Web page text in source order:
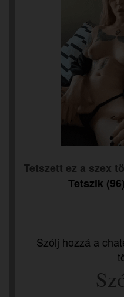
Tetszett ez a szex
Tetszik
Szólj hozzá a